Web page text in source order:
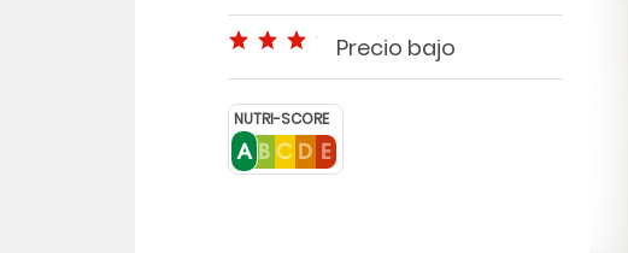
Precio bajo Precio bajo
NUTRI-SCORE